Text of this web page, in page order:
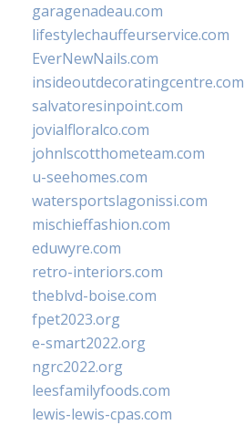
garagenadeau.com
lifestylechauffeurservice.com
EverNewNails.com
insideoutdecoratingcentre.com
salvatoresinpoint.com
jovialfloralco.com
johnlscotthometeam.com
u-seehomes.com
watersportslagonissi.com
mischieffashion.com
eduwyre.com
retro-interiors.com
theblvd-boise.com
fpet2023.org
e-smart2022.org
ngrc2022.org
leesfamilyfoods.com
lewis-lewis-cpas.com